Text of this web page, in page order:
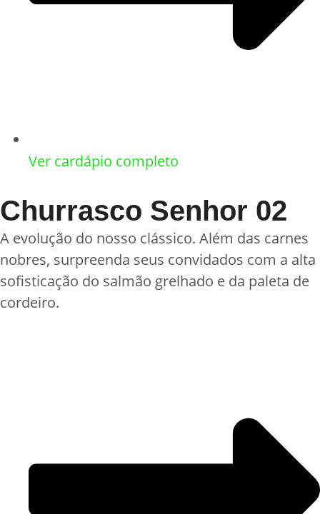
Ver cardápio completo
Churrasco Senhor 02
A evolução do nosso clássico. Além das carnes
nobres, surpreenda seus convidados com a alta
sofisticação do salmão grelhado e da paleta de
cordeiro.